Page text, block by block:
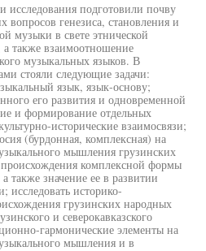
исследования подготовили почву
генезиса, становления и
музыки в свете этнической
также взаимоотношение
музыкальных языков. В
стояли следующие задачи:
язык, язык-основу;
его развития и одновременной
и формирование отдельных
исторические взаимосвязи;
(бурдонная, комплексная) на
мышления грузинских
происхождения комплексной формы
также значение ее в развитии
исследовать историко-
грузинских народных
и северокавказского
гармонические элементы на
мышления и в